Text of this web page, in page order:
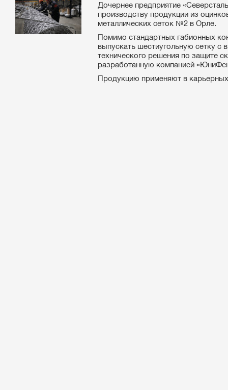
Дочернее предприятие
производству продукции из
металлических сеток №2 в Орле.
Помимо стандартных габионных
выпускать шестиугольную сетку с
технического решения по защите
разработанную компанией
Продукцию применяют в